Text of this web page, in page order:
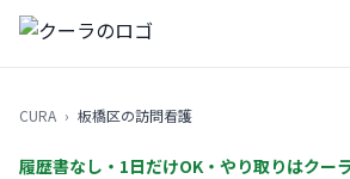
CURA › 板橋区の訪問看護
履歴書なし・1日だけOK・やり取りはクー